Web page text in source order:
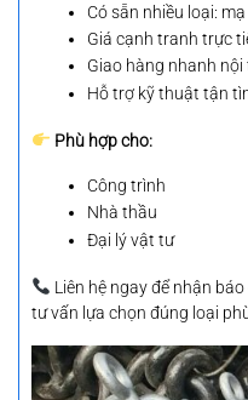
Có sẵn nhiều loại:
Giá cạnh tranh trực
Giao hàng nhanh nội
Hỗ trợ kỹ thuật tận
Phù hợp cho:
Công trình
Nhà thầu
Đại lý vật tư
Liên hệ ngay để nhận
tư vấn lựa chọn đúng loại